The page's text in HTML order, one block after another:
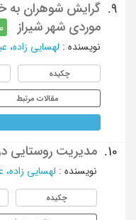
9.
گرایش شوهران به
موردی شهر شیراز
نویسنده : لهسایی زاده،
چکیده
مقالات مرتبط
10. مدیریت روستایی
نویسنده : لهسایی زاده،
چکیده